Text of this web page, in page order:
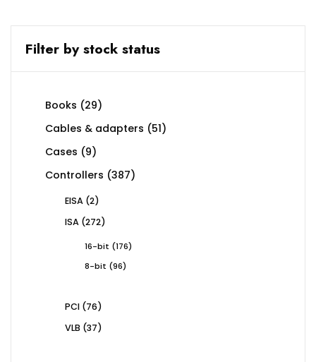
Filter by stock status
Books 2929
Cables & adapters 5151
Cases 99
products
Controllers 387387
EISA 22
ISA 272272
16-bit 176176
8-bit
9696
PCI 7676
VLB 3737